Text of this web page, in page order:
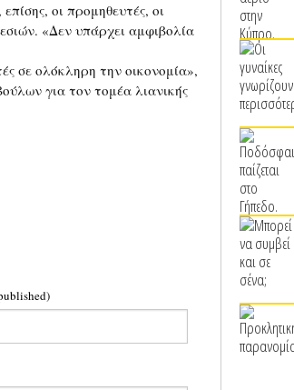
οι προμηθευτές, οι
«Δεν υπάρχει αμφιβολία
σε ολόκληρη την οικονομία»,
για τον τομέα λιανικής